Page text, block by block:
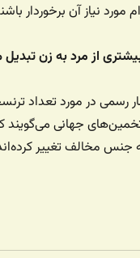
مورد نیاز آن برخوردار
افراد بیشتری از مرد به زن
رسمی در مورد تعداد
جهانی می‌گویند
مخالف تغییر